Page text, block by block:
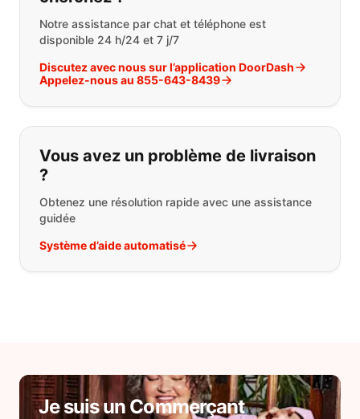
Notre assistance par chat et téléphone est
disponible 24 h/24 et 7 j/7
Discutez avec nous sur l’application DoorDash
Appelez-nous au 855-643-8439
Vous avez un problème de livraison
?
Obtenez une résolution rapide avec une assistance
guidée
Système d’aide automatisé
Je suis un Commerçant